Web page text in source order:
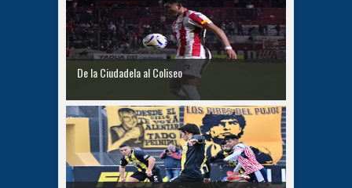
De la Ciudadela al Coliseo